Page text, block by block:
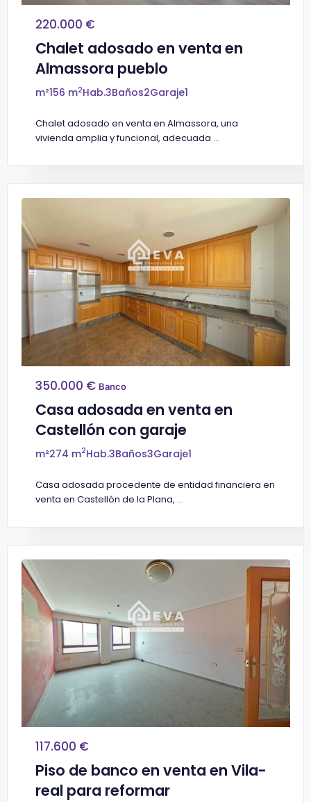
220.000 €
Chalet adosado en venta en
Almassora pueblo
m²156 m2Hab.3Baños2Garaje1
Chalet adosado en venta en Almassora, una
vivienda amplia y funcional, adecuada ...
350.000 € Banco
Casa adosada en venta en
Castellón con garaje
m²274 m2Hab.3Baños3Garaje1
Casa adosada procedente de entidad financiera en
venta en Castellón de la Plana, ...
117.600 €
Piso de banco en venta en Vila-
real para reformar